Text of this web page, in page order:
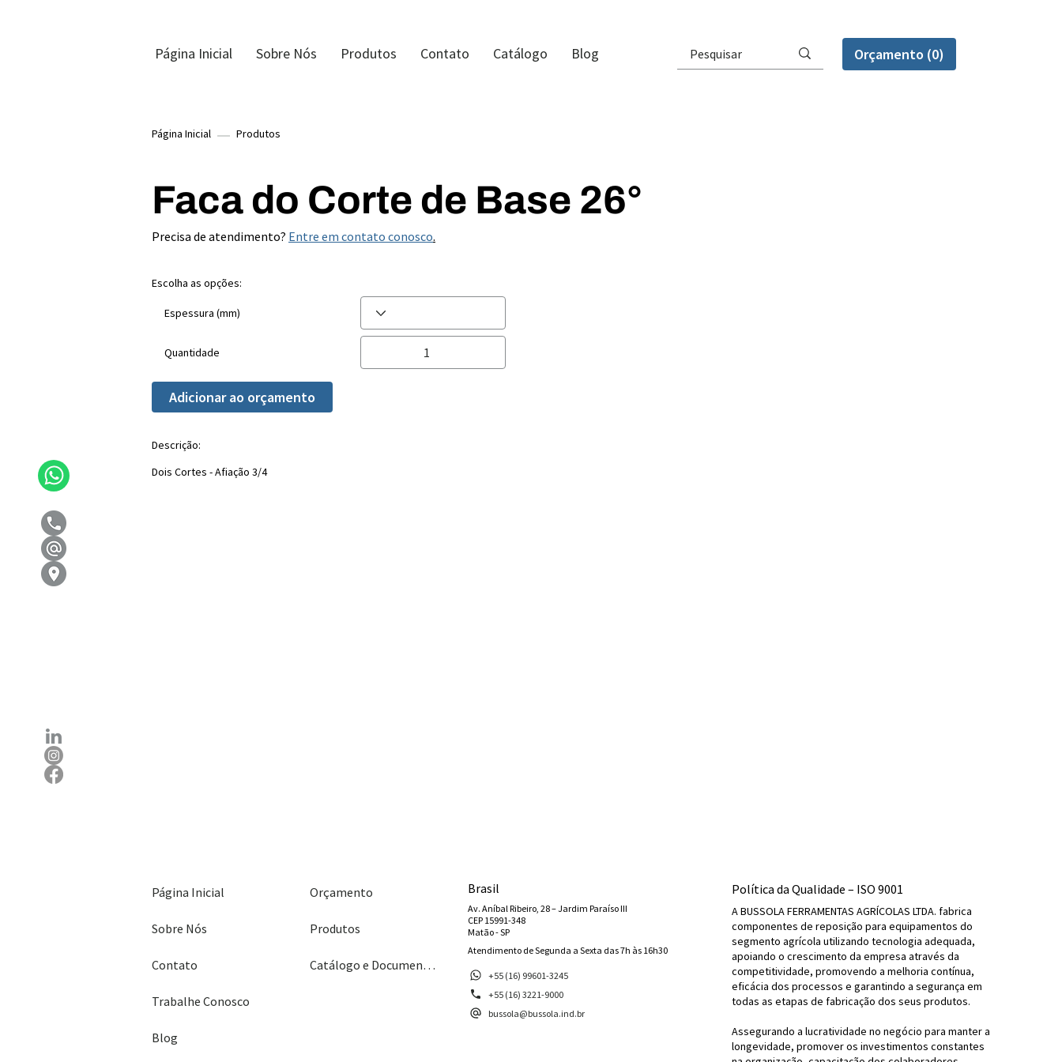
Orçamento (0)
Página Inicial Sobre Nós Produtos Contato Catálogo Blog
Adicionar ao orçamento
Espessura (mm)
Quantidade
Escolha as opções:
Descrição:
Dois Cortes - Afiação 3/4
Página Inicial Produtos
Faca do Corte de Base 26°
Precisa de atendimento? Entre em contato conosco.
Página Inicial
Sobre Nós
Contato
Trabalhe Conosco
Blog
Orçamento
Produtos
Catálogo e Documentos
Brasil
Av. Aníbal Ribeiro, 28 – Jardim Paraíso III
CEP 15991-348
Matão - SP
Atendimento de Segunda a Sexta das 7h às 16h30
+55 (16) 99601-3245
+55 (16) 3221-9000
bussola@bussola.ind.br
Política da Qualidade – ISO 9001
A BUSSOLA FERRAMENTAS AGRÍCOLAS LTDA. fabrica
componentes de reposição para equipamentos do
segmento agrícola utilizando tecnologia adequada,
apoiando o crescimento da empresa através da
competitividade, promovendo a melhoria contínua,
eficácia dos processos e garantindo a segurança em
todas as etapas de fabricação dos seus produtos.
Assegurando a lucratividade no negócio para manter a
longevidade, promover os investimentos constantes